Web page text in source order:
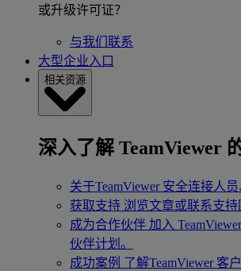
或升级许可证？
与我们联系
大型企业入口
相关资源
深入了解 TeamViewer
关于TeamViewer 安全连接人员
获取支持 浏览文章或联系支持
成为合作伙伴 加入
伙伴计划。
成功案例 了解TeamViewer 客